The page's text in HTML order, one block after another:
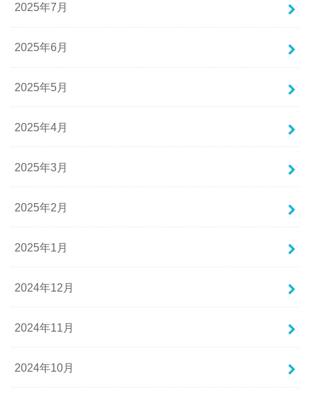
2025年7月
2025年6月
2025年5月
2025年4月
2025年3月
2025年2月
2025年1月
2024年12月
2024年11月
2024年10月